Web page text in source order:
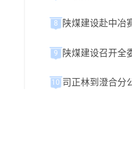
8
9
10